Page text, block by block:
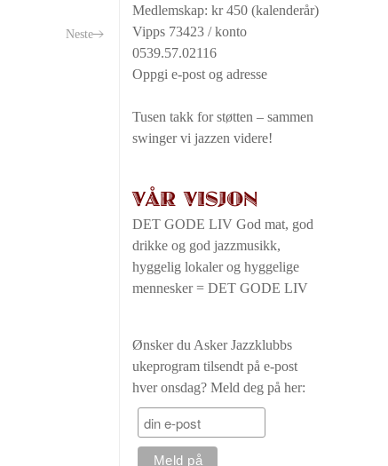
Neste
Medlemskap: kr 450 (kalenderår)
Vipps 73423 / konto
0539.57.02116
Oppgi e-post og adresse
Tusen takk for støtten – sammen
swinger vi jazzen videre!
VÅR VISJON
DET GODE LIV God mat, god
drikke og god jazzmusikk,
hyggelig lokaler og hyggelige
mennesker = DET GODE LIV
Ønsker du Asker Jazzklubbs
ukeprogram tilsendt på e-post
hver onsdag? Meld deg på her: